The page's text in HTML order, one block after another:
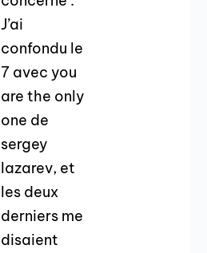
J’ai
confondu le
7 avec you
are the only
one de
sergey
lazarev, et
les deux
derniers me
disaient